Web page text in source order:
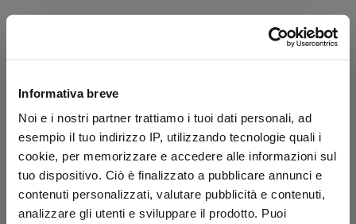
Informativa breve
Noi e i nostri partner trattiamo i tuoi dati personali, ad
esempio il tuo indirizzo IP, utilizzando tecnologie quali i
cookie, per memorizzare e accedere alle informazioni sul
tuo dispositivo. Ciò è finalizzato a pubblicare annunci e
contenuti personalizzati, valutare pubblicità e contenuti,
analizzare gli utenti e sviluppare il prodotto. Puoi